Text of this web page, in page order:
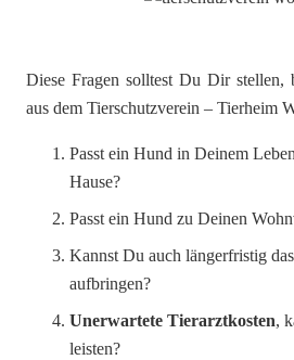
Diese Fragen solltest Du Dir
aus dem Tierschutzverein – Tierheim
Passt ein Hund in Deinem
Hause?
Passt ein Hund zu Deinen
Kannst Du auch längerfristig
aufbringen?
Unerwartete Tierarztkosten,
leisten?